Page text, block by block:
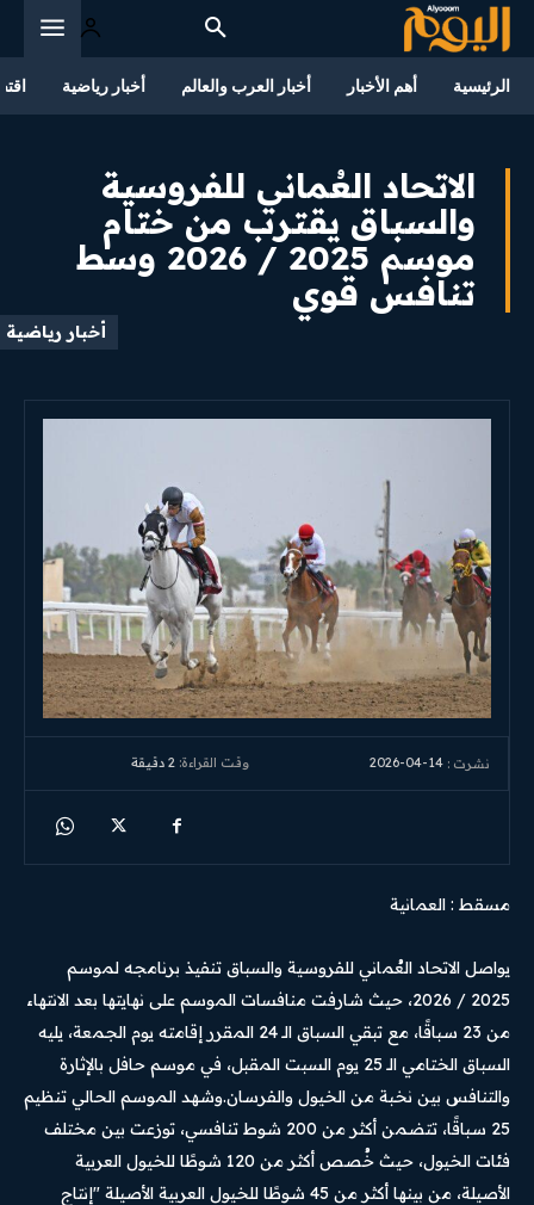
الرئيسية أهم الأخبار أخبار العرب والعالم أخبار رياضية
الاتحاد العُماني للفروسية
والسباق يقترب من ختام
موسم 2025 / 2026 وسط
تنافس قوي
أخبار رياضية
نشرت : 2026-04-14 وقت القراءة: 2 دقيقة
مسقط : العمانية
يواصل الاتحاد العُماني للفروسية والسباق تنفيذ برنامجه لموسم
2025 / 2026، حيث شارفت منافسات الموسم على نهايتها بعد الانتهاء
من 23 سباقًا، مع تبقي السباق الـ 24 المقرر إقامته يوم الجمعة، يليه
السباق الختامي الـ 25 يوم السبت المقبل، في موسم حافل بالإثارة
والتنافس بين نخبة من الخيول والفرسان.وشهد الموسم الحالي تنظيم
25 سباقًا، تتضمن أكثر من 200 شوط تنافسي، توزعت بين مختلف
فئات الخيول، حيث خُصص أكثر من 120 شوطًا للخيول العربية
الأصيلة، من بينها أكثر من 45 شوطًا للخيول العربية الأصيلة "إنتاج